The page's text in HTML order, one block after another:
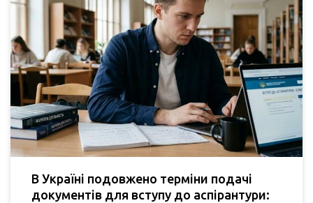
В Україні подовжено терміни подачі
документів для вступу до аспірантури: